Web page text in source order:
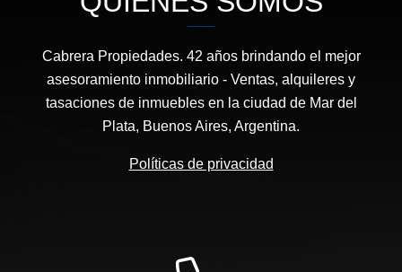
Cabrera Propiedades. 42 años brindando el mejor
asesoramiento inmobiliario - Ventas, alquileres y
tasaciones de inmuebles en la ciudad de Mar del
Plata, Buenos Aires, Argentina.
Políticas de privacidad